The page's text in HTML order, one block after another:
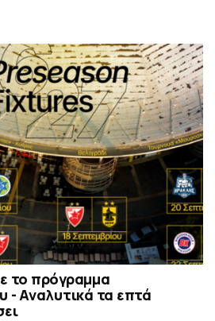
το πρόγραμμα
- Αναλυτικά τα επτά